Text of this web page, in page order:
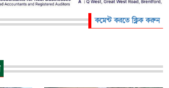
কমেন্ট করতে ক্লিক করুন